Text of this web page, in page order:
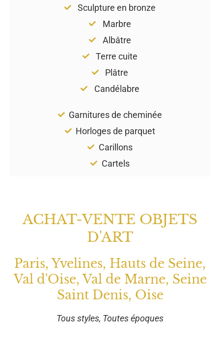
Sculpture en bronze
Marbre
Albâtre
Terre cuite
Plâtre
Candélabre
Garnitures de cheminée
Horloges de parquet
Carillons
Cartels
ACHAT-VENTE OBJETS
D'ART
Paris, Yvelines, Hauts de Seine,
Val d'Oise, Val de Marne, Seine
Saint Denis, Oise
Tous styles, Toutes époques